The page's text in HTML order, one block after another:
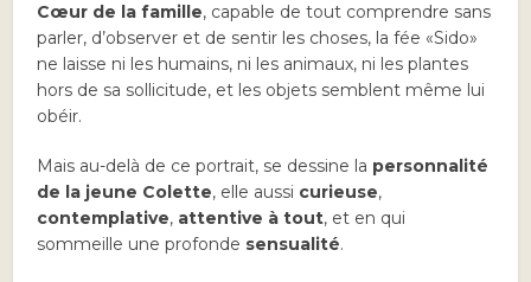
Cœur de la famille, capable de tout comprendre sans
parler, d’observer et de sentir les choses, la fée «Sido»
ne laisse ni les humains, ni les animaux, ni les plantes
hors de sa sollicitude, et les objets semblent même lui
obéir.
Mais au-delà de ce portrait, se dessine la personnalité
de la jeune Colette, elle aussi curieuse,
contemplative, attentive à tout, et en qui
sommeille une profonde sensualité.